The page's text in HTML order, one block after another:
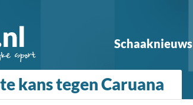
Schaaknieuws
kans tegen Caruana